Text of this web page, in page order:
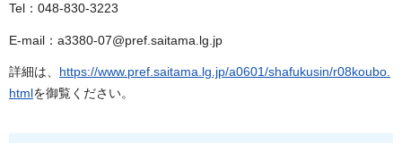
Tel：048-830-3223
E-mail：a3380-07@pref.saitama.lg.jp
詳細は、 https://www.pref.saitama.lg.jp/a0601/shafukusin/r08koubo.
htmlを御覧ください。